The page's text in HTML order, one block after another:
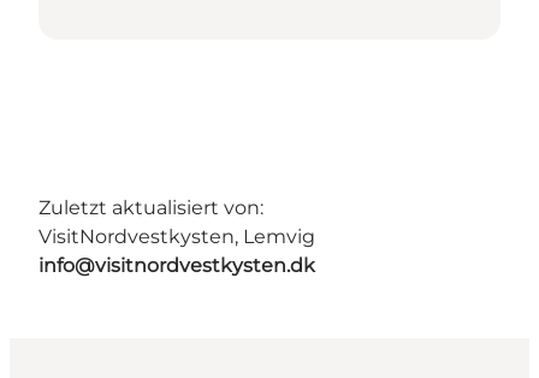
Zuletzt aktualisiert von:
VisitNordvestkysten, Lemvig
info@visitnordvestkysten.dk